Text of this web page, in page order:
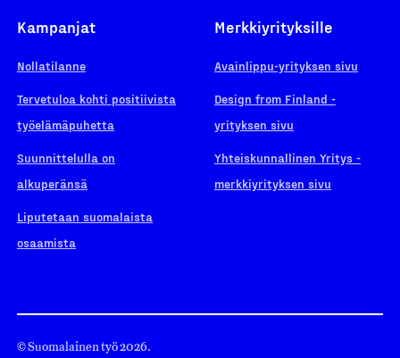
Kampanjat
Nollatilanne
Tervetuloa kohti positiivista
työelämäpuhetta
Suunnittelulla on
alkuperänsä
Liputetaan suomalaista
osaamista
Merkkiyrityksille
Avainlippu-yrityksen sivu
Design from Finland -
yrityksen sivu
Yhteiskunnallinen Yritys -
merkkiyrityksen sivu
© Suomalainen työ 2026.